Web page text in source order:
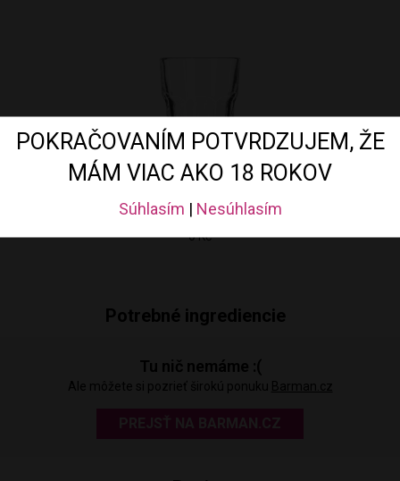
POKRAČOVANÍM POTVRDZUJEM, ŽE
MÁM VIAC AKO 18 ROKOV
Súhlasím | Nesúhlasím
Onis Titan Collins sklenice na nealko a koktejly 410 ml
0 Kč
Potrebné ingrediencie
Tu nič nemáme :(
Ale môžete si pozrieť širokú ponuku Barman.cz